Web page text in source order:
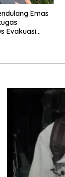
Emas
Evakuasi